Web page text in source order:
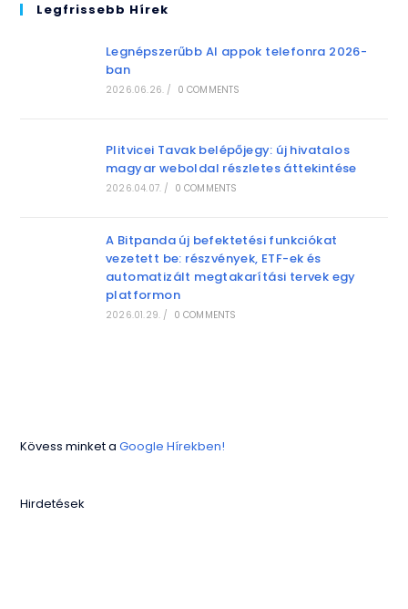
Legfrissebb Hírek
Legnépszerűbb AI appok telefonra 2026-
ban
2026.06.26. / 0 COMMENTS
Plitvicei Tavak belépőjegy: új hivatalos
magyar weboldal részletes áttekintése
2026.04.07. / 0 COMMENTS
A Bitpanda új befektetési funkciókat
vezetett be: részvények, ETF-ek és
automatizált megtakarítási tervek egy
platformon
2026.01.29. / 0 COMMENTS
Kövess minket aGoogle Hírekben!
Hirdetések